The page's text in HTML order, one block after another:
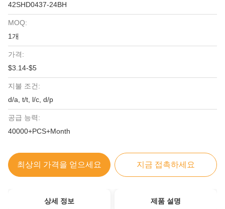
42SHD0437-24BH
MOQ:
1개
가격:
$3.14-$5
지불 조건:
d/a, t/t, l/c, d/p
공급 능력:
40000+PCS+Month
최상의 가격을 얻으세요 지금 접촉하세요
상세 정보 제품 설명